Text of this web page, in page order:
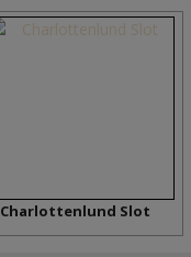
Charlottenlund Slot